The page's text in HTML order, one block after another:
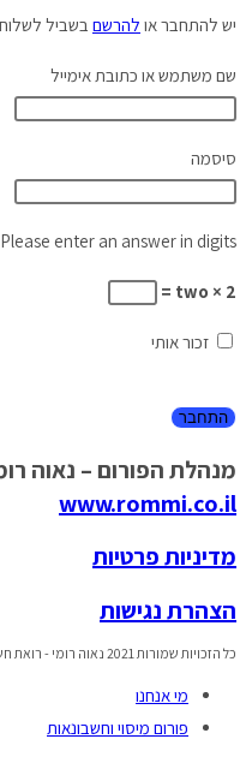
יש להתחבר או להרשם בשביל
שם משתמש או כתובת אימייל
סיסמה
Please enter an answer in digits:
2 × two =
זכור אותי
מנהלת הפורום – נאוה
www.rommi.co.il
מדיניות פרטיות
הצהרת נגישות
כל הזכויות שמורות 2021 נאוה רומי - רואת חשבון.
מי אנחנו
פורום מיסוי וחשבונאות